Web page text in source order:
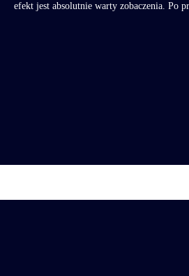
efekt jest absolutnie warty zobaczenia. Po